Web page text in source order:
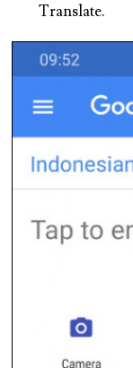
Translate.